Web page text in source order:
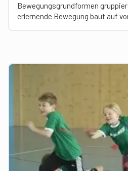
Bewegungsgrundformen
erlernende Bewegung baut auf